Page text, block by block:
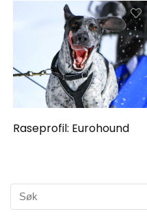
Raseprofil: Eurohound